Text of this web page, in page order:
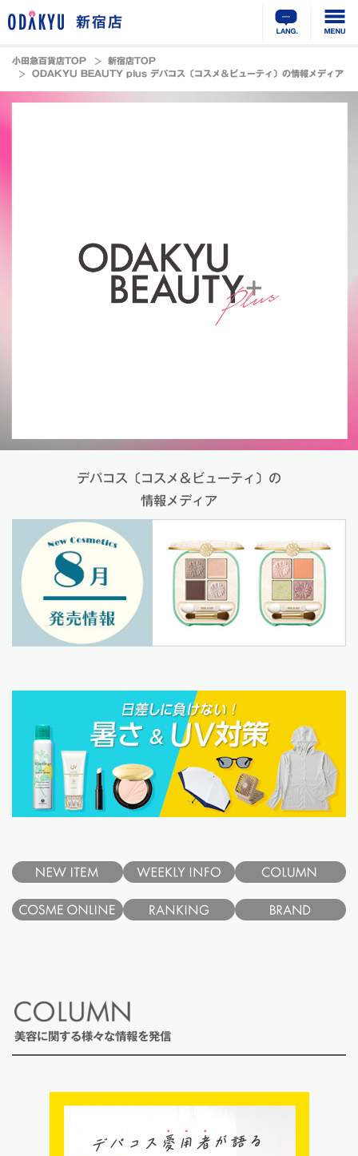
新宿店
小田急百貨店TOP
新宿店TOP
ODAKYU BEAUTY plus デパコス〔コスメ＆ビューティ〕の情報メディア
デパコス〔コスメ＆ビューティ〕の
情報メディア
美容に関する様々な情報を発信